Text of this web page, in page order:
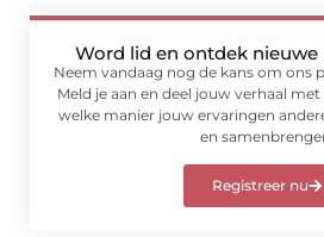
Word lid en ontdek
Neem vandaag nog de kans om ons
Meld je aan en deel jouw verhaal
welke manier jouw ervaringen
en
Registreer nu